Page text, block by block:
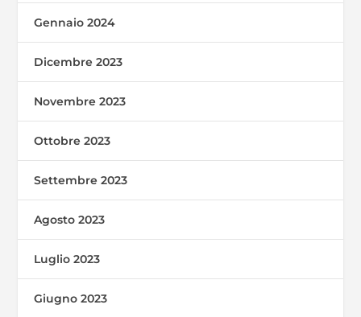
Gennaio 2024
Dicembre 2023
Novembre 2023
Ottobre 2023
Settembre 2023
Agosto 2023
Luglio 2023
Giugno 2023